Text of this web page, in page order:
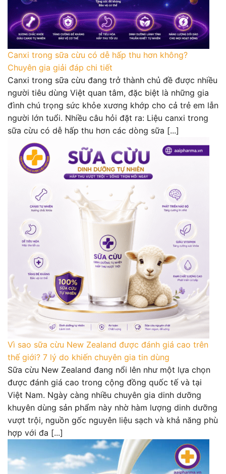
Canxi trong sữa cừu có dễ hấp thu hơn không?
Chuyên gia giải đáp chi tiết
Canxi trong sữa cừu đang trở thành chủ đề được nhiều
người tiêu dùng Việt quan tâm, đặc biệt là những gia
đình chú trọng sức khỏe xương khớp cho cả trẻ em lẫn
người lớn tuổi. Nhiều câu hỏi đặt ra: Liệu canxi trong
sữa cừu có dễ hấp thu hơn các dòng sữa [...]
Vì sao sữa cừu New Zealand được đánh giá cao trên
thế giới? 7 lý do khiến chuyên gia tin dùng
Sữa cừu New Zealand đang nổi lên như một lựa chọn
được đánh giá cao trong cộng đồng quốc tế và tại
Việt Nam. Ngày càng nhiều chuyên gia dinh dưỡng
khuyên dùng sản phẩm này nhờ hàm lượng dinh dưỡng
vượt trội, nguồn gốc nguyên liệu sạch và khả năng phù
hợp với đa [...]